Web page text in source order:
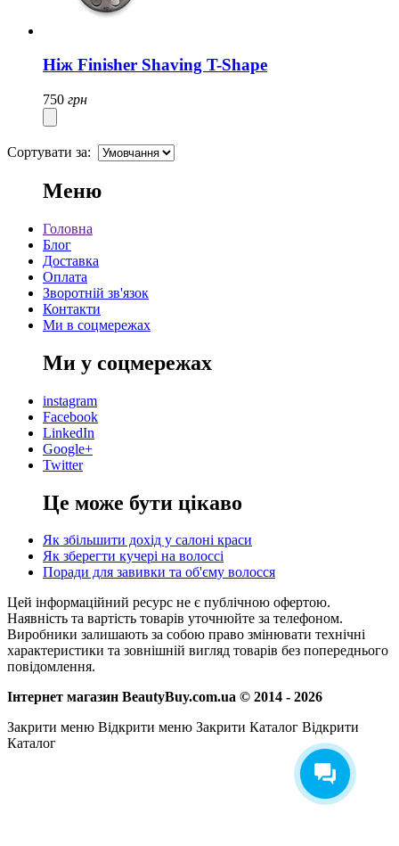
Ніж Finisher Shaving T-Shape
750 грн
Сортувати за:
Меню
Головна
Блог
Доставка
Оплата
Зворотній зв'язок
Контакти
Ми в соцмережах
Ми у соцмережах
instagram
Facebook
LinkedIn
Google+
Twitter
Це може бути цікаво
Як збільшити дохід у салоні краси
Як зберегти кучері на волоссі
Поради для завивки та об'єму волосся
Цей інформаційний ресурс не є публічною офертою.
Наявність та вартість товарів уточнюйте за телефоном.
Виробники залишають за собою право змінювати технічні
характеристики та зовнішній вигляд товарів без попереднього
повідомлення.
Інтернет магазин BeautyBuy.com.ua © 2014 - 2026
Закрити меню Відкрити меню Закрити Каталог Відкрити
Каталог